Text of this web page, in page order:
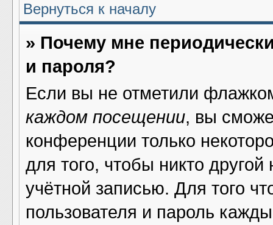
Вернуться к началу
» Почему мне
и пароля?
Если вы не отметили
каждом посещении, вы
конференции только
для того, чтобы никто
учётной записью. Для того
пользователя и пароль